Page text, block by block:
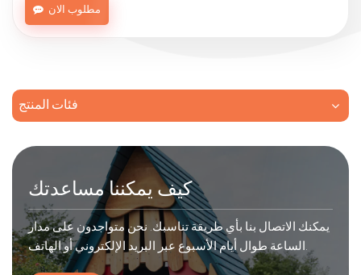
مطلوب الان
فئات المنتج
كيف يمكننا مساعدتك
يمكنك الاتصال بنا بأي طريقة تناسبك. نحن متواجدون على مدار
الساعة طوال أيام الأسبوع عبر البريد الإلكتروني أو الهاتف.